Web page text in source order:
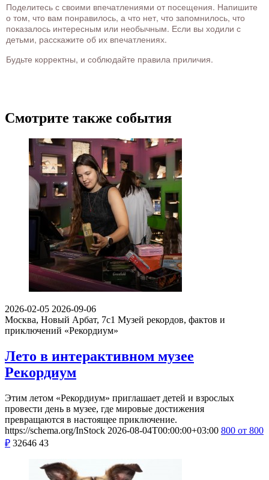
Поделитесь с своими впечатлениями от посещения. Напишите
о том, что вам понравилось, а что нет, что запомнилось, что
показалось интересным или необычным. Если вы ходили с
детьми, расскажите об их впечатлениях.
Будьте корректны, и соблюдайте правила приличия.
Смотрите также события
2026-02-05 2026-09-06
Москва, Новый Арбат, 7с1 Музей рекордов, фактов и
приключений «Рекордиум»
Лето в интерактивном музее
Рекордиум
Этим летом «Рекордиум» приглашает детей и взрослых
провести день в музее, где мировые достижения
превращаются в настоящее приключение.
https://schema.org/InStock 2026-08-04T00:00:00+03:00 800 от 800
₽ 32646 43